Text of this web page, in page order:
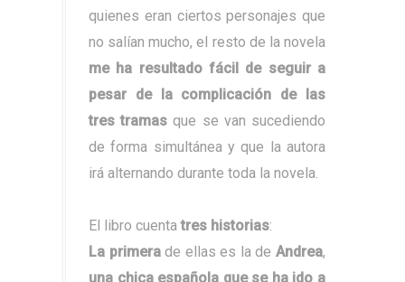
quienes eran ciertos personajes que
no salían mucho, el resto de la novela
me ha resultado fácil de seguir a
pesar de la complicación de las
tres tramas que se van sucediendo
de forma simultánea y que la autora
irá alternando durante toda la novela.
El libro cuentatres historias:
La primerade ellas es la deAndrea,
una chica española que se ha ido a